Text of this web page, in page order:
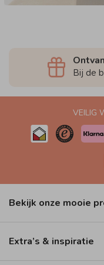
Bij de
VEILIG
Bekijk onze mooie
Extra’s & inspiratie